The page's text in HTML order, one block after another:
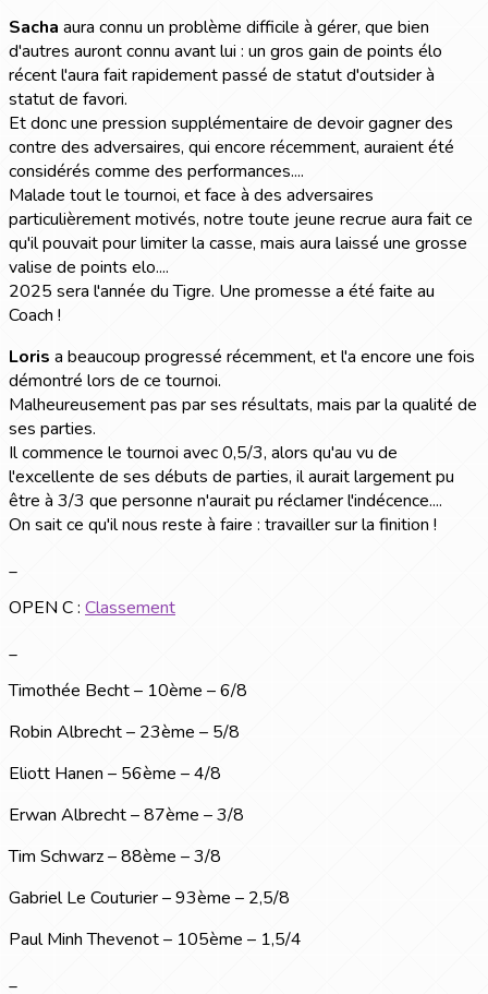
Sacha aura connu un problème difficile à gérer, que bien
d'autres auront connu avant lui : un gros gain de points élo
récent l'aura fait rapidement passé de statut d'outsider à
statut de favori.
Et donc une pression supplémentaire de devoir gagner des
contre des adversaires, qui encore récemment, auraient été
considérés comme des performances....
Malade tout le tournoi, et face à des adversaires
particulièrement motivés, notre toute jeune recrue aura fait ce
qu'il pouvait pour limiter la casse, mais aura laissé une grosse
valise de points elo....
2025 sera l'année du Tigre. Une promesse a été faite au
Coach !
Loris a beaucoup progressé récemment, et l'a encore une fois
démontré lors de ce tournoi.
Malheureusement pas par ses résultats, mais par la qualité de
ses parties.
Il commence le tournoi avec 0,5/3, alors qu'au vu de
l'excellente de ses débuts de parties, il aurait largement pu
être à 3/3 que personne n'aurait pu réclamer l'indécence....
On sait ce qu'il nous reste à faire : travailler sur la finition !
_
OPEN C : Classement
_
Timothée Becht – 10ème – 6/8
Robin Albrecht – 23ème – 5/8
Eliott Hanen – 56ème – 4/8
Erwan Albrecht – 87ème – 3/8
Tim Schwarz – 88ème – 3/8
Gabriel Le Couturier – 93ème – 2,5/8
Paul Minh Thevenot – 105ème – 1,5/4
_